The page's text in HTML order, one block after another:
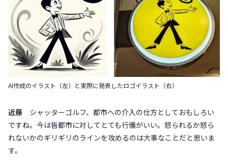
AI作成のイラスト（左）と実際に発表したロゴイラスト（右）
近藤 シャッターゴルフ、都市への介入の仕方としておもしろい
ですね。今は皆都市に対してとても行儀がいい。怒られるか怒ら
れないかのギリギリのラインを攻めるのは大事なことだと思いま
す。